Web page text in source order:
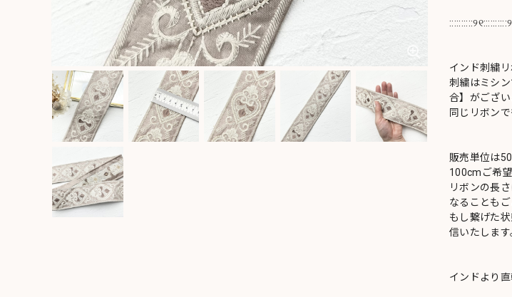
インド刺繍
刺繍はミシ
合】がござい
同じリボン
販売単位は
100cmご希
リボンの長
なることもご
もし繋げた
信いたします
インドより